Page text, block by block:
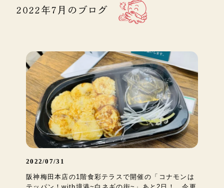
2022年7月のブログ
2022/07/31
阪神梅田本店の1階食彩テラスで開催の「コナモンは